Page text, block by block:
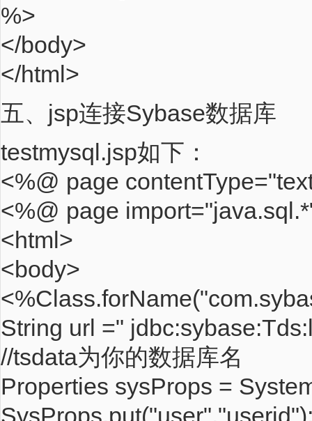
%>
</body>
</html>
五、jsp连接Sybase数据库
testmysql.jsp如下：
<%@ page
<%@ page
<html>
<body>
String url ="
//tsdata为你的数据库名
Properties sysProps =